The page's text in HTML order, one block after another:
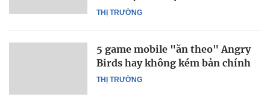
THỊ TRƯỜNG
THỊ TRƯỜNG
5 game mobile "ăn theo" Angry
Birds hay không kém bản chính